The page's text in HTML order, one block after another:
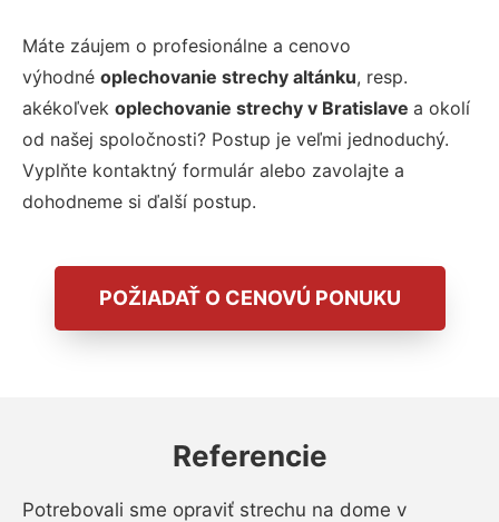
Máte záujem o profesionálne a cenovo
výhodné oplechovanie strechy altánku, resp.
akékoľvek oplechovanie strechy v Bratislave a okolí
od našej spoločnosti? Postup je veľmi jednoduchý.
Vyplňte kontaktný formulár alebo zavolajte a
dohodneme si ďalší postup.
POŽIADAŤ O CENOVÚ PONUKU
Referencie
Potrebovali sme opraviť strechu na dome v